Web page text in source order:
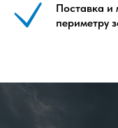
Поставка и
периметру